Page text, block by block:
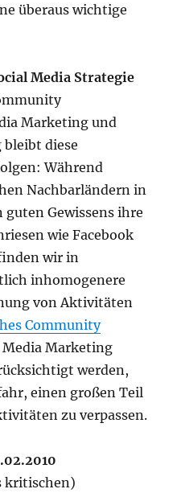
überaus wichtige
Media Strategie
Marketing und
diese
Während
Nachbarländern in
Gewissens ihre
wie Facebook
wir in
inhomogenere
von Aktivitäten
Community
Media Marketing
werden,
einen großen Teil
zu verpassen.
kritischen)